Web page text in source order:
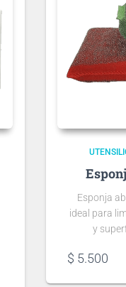
Esponja
ideal para
y
$ 5.500